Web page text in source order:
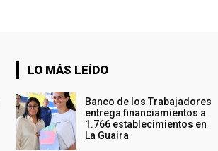
LO MÁS LEÍDO
Banco de los Trabajadores
entrega financiamientos a
1.766 establecimientos en
La Guaira